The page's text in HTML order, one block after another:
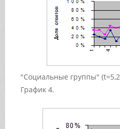
"Социальные группы"
График 4.